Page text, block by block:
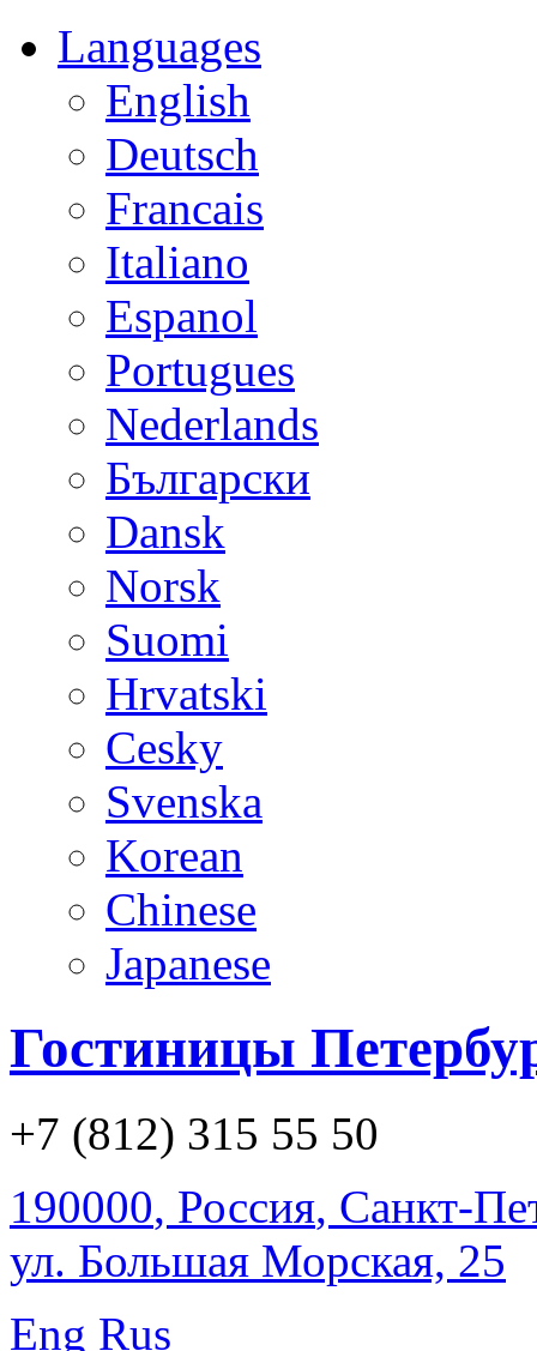
Languages
English
Deutsch
Francais
Italiano
Espanol
Portugues
Nederlands
Български
Dansk
Norsk
Suomi
Hrvatski
Cesky
Svenska
Korean
Chinese
Japanese
Гостиницы
+7 (812) 315 55 50
190000, Россия, Санкт-
ул. Большая Морская, 25
Eng Rus